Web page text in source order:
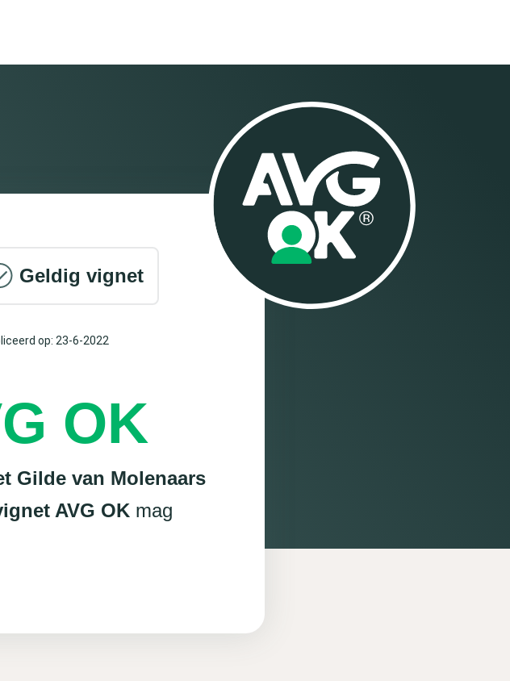
Geldig vignet
op: 23-6-2022
OK
Gilde van Molenaars
AVG OK mag